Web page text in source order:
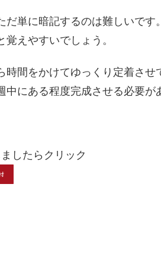
だ単に暗記するのは難しいで
覚えやすいでしょう。
時間をかけてゆっくり定着さ
中にある程度完成させる必要が
したらクリック